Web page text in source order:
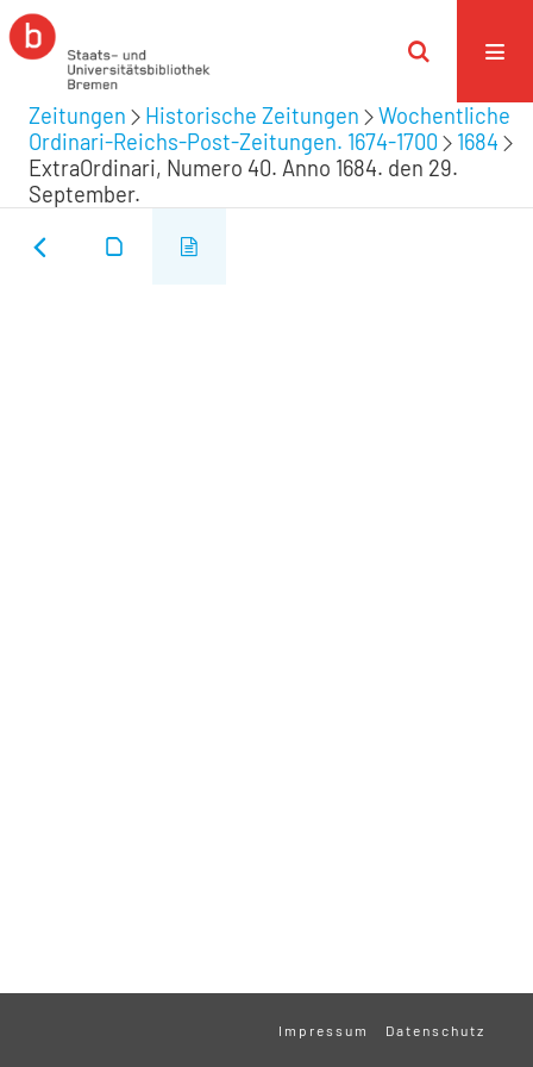
Zeitungen Historische Zeitungen
Wochentliche
Ordinari-Reichs-Post-Zeitungen. 1674-1700
1684
ExtraOrdinari, Numero 40. Anno 1684. den 29.
September.
Impressum Datenschutz